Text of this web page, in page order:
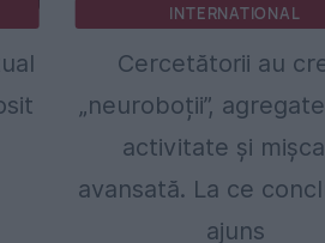
INTERNATIONAL
Cercetătorii au
„neuroboții”,
activitate și
avansată. La ce
ajuns